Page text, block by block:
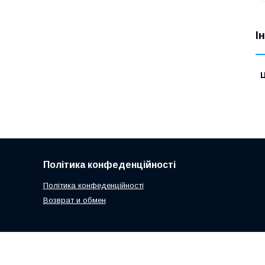
Політика конфеденційності
Політика конфеденційності
Возврат и обмен